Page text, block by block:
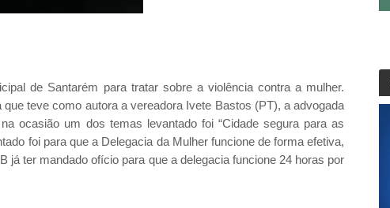
de Santarém para tratar sobre a violência contra a mulher.
teve como autora a vereadora Ivete Bastos (PT), a advogada
ocasião um dos temas levantado foi “Cidade segura para as
foi para que a Delegacia da Mulher funcione de forma efetiva,
já ter mandado ofício para que a delegacia funcione 24 horas por